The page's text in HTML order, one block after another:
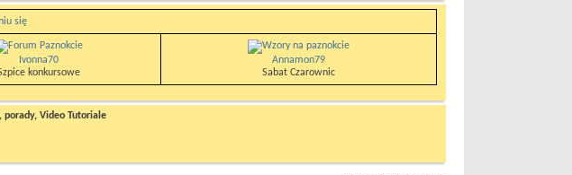
się
Ivonna70
konkursowe
Annamon79
Sabat Czarownic
Video Tutoriale